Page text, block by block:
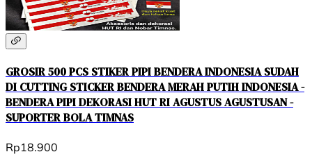
GROSIR 500 PCS STIKER PIPI BENDERA INDONESIA SUDAH
DI CUTTING STICKER BENDERA MERAH PUTIH INDONESIA -
BENDERA PIPI DEKORASI HUT RI AGUSTUS AGUSTUSAN -
SUPORTER BOLA TIMNAS
Rp18.900